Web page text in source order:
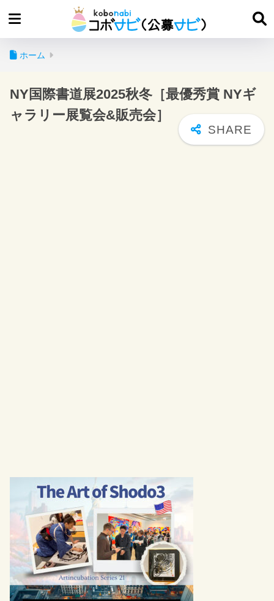
ホーム
NY国際書道展2025秋冬［最優秀賞 NYギ
ャラリー展覧会&販売会］